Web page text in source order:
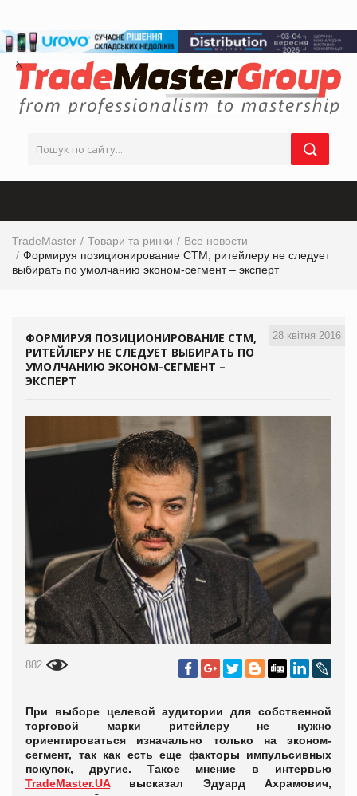
TradeMaster Товари та ринки
Все новости
Формируя позиционирование СТМ, ритейлеру не следует
выбирать по умолчанию эконом-сегмент – эксперт
28 квітня 2016
ФОРМИРУЯ ПОЗИЦИОНИРОВАНИЕ СТМ,
РИТЕЙЛЕРУ НЕ СЛЕДУЕТ ВЫБИРАТЬ ПО
УМОЛЧАНИЮ ЭКОНОМ-СЕГМЕНТ –
ЭКСПЕРТ
882
При выборе целевой аудитории для собственной
торговой марки ритейлеру не нужно
ориентироваться изначально только на эконом-
сегмент, так как есть еще факторы импульсивных
покупок, другие. Такое мнение в интервью
TradeMaster.UAвысказал Эдуард Ахрамович,